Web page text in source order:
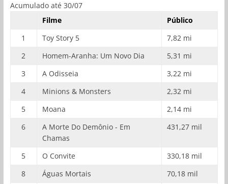
Acumulado até 30/07
Filme
Público
1
Toy Story 5
7,82 mi
2
Homem-Aranha: Um Novo Dia
5,31 mi
3
A Odisseia
3,22 mi
4
Minions & Monsters
2,32 mi
5
Moana
2,14 mi
6
A Morte Do Demônio - Em
Chamas
431,27 mil
5 O Convite
330,18 mil
8
Águas Mortais
70,18 mil